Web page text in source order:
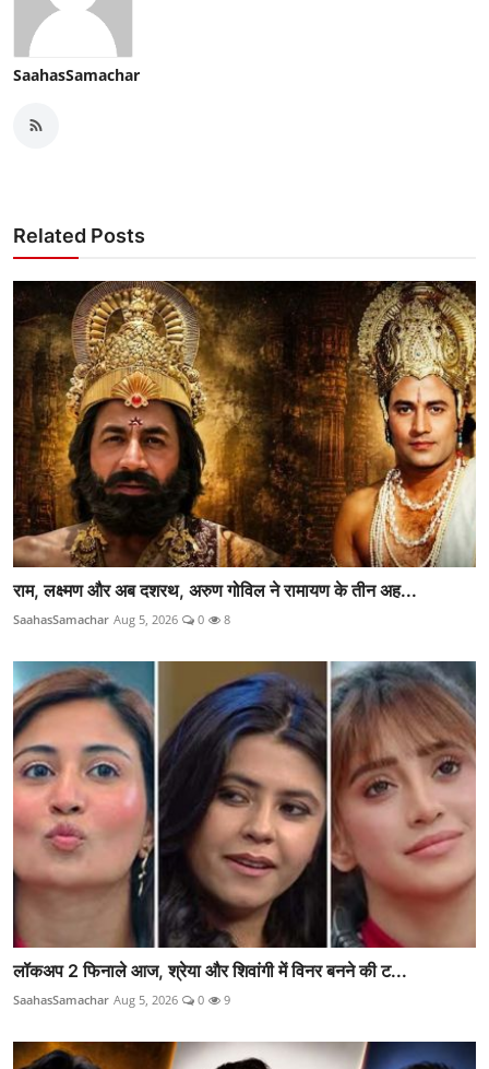
SaahasSamachar
Related Posts
राम, लक्ष्मण और अब दशरथ, अरुण गोविल ने रामायण के तीन अह...
SaahasSamachar Aug 5, 2026 0 8
लॉकअप 2 फिनाले आज, श्रेया और शिवांगी में विनर बनने की ट...
SaahasSamachar Aug 5, 2026 0 9